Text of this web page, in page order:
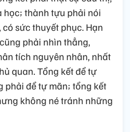
học; thành tựu phải nói
sức thuyết phục. Hạn
phải nhìn thẳng,
tích nguyên nhân, nhất
quan. Tổng kết để tự
phải để tự mãn; tổng kết
không né tránh những